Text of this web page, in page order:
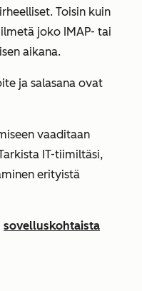
Toisin kuin
joko IMAP- tai
aikana.
ja salasana ovat
vaaditaan
IT-tiimiltäsi,
erityistä
sovelluskohtaista